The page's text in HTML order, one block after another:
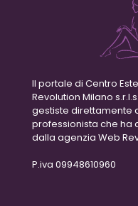
Il portale di Centro
Revolution Milano
gestiste direttamente
professionista che ha
dalla agenzia Web
P.iva 09948610960